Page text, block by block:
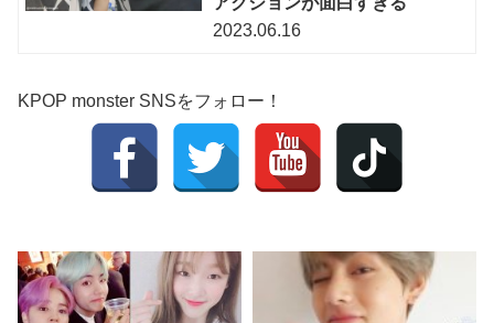
2023.06.16
KPOP monster SNSをフォロー！